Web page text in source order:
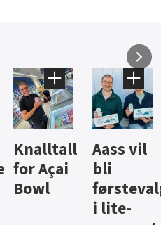
Brus og
jus fra
Berentsen
Hard
iste fra
Hansa